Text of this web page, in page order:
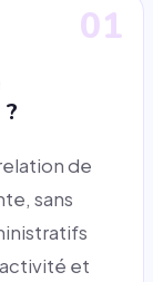
01
de
sans
et